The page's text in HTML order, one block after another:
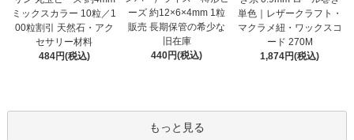
ミックスカラー 10粒／1
00粒割引 天然石・アク
セサリー材料
484円(税込)
ーズ 約12×6×4mm 1粒
販売 長期保管の希少な
旧在庫
440円(税込)
単色｜レザークラフト・
マクラメ紐・ワックスコ
ード 270M
1,874円(税込)
もっと見る